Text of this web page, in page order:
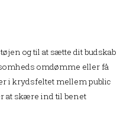
og til at sætte dit budskab
omdømme eller få
i krydsfeltet mellem public
at skære ind til benet